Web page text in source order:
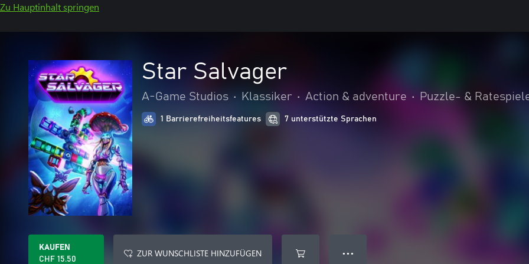
Zu Hauptinhalt springen
Star Salvager
A-Game Studios • Klassiker • Action & adventure • Puzzle- &
1 Barrierefreiheitsfeatures 7 unterstützte Sprachen
KAUFEN
CHF 15.50
ZUR WUNSCHLISTE HINZUFÜGEN ● ● ●